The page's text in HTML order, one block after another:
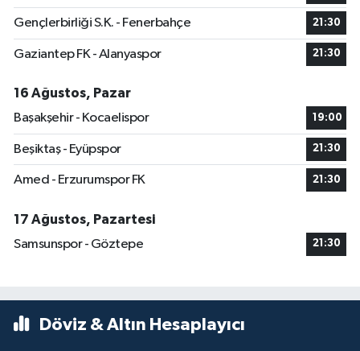
Gençlerbirliği S.K. - Fenerbahçe 21:30
Gaziantep FK - Alanyaspor 21:30
16 Ağustos, Pazar
Başakşehir - Kocaelispor
19:00
Beşiktaş - Eyüpspor 21:30
Amed - Erzurumspor FK 21:30
17 Ağustos, Pazartesi
Samsunspor - Göztepe
21:30
Döviz & Altın Hesaplayıcı